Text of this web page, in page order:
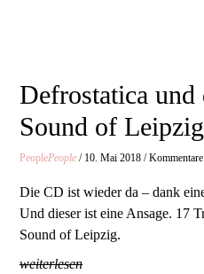
Defrostatica und
Sound of Leipzig
PeoplePeople / 10. Mai 2018 /
Die CD ist wieder da – dank
Und dieser ist eine Ansage. 17
Sound of Leipzig.
weiterlesen